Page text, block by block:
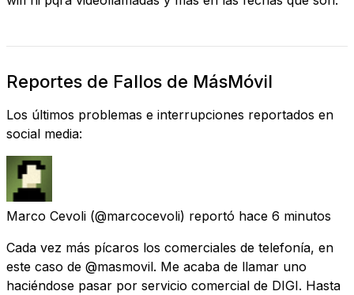
Reportes de Fallos de MásMóvil
Los últimos problemas e interrupciones reportados en
social media:
Marco Cevoli (@marcocevoli) reportó hace 6 minutos
Cada vez más pícaros los comerciales de telefonía, en
este caso de @masmovil. Me acaba de llamar uno
haciéndose pasar por servicio comercial de DIGI. Hasta